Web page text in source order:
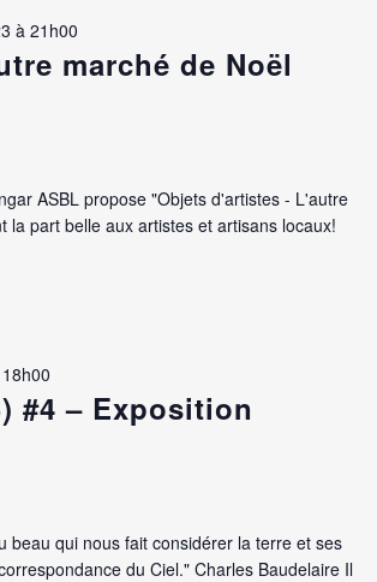
marché de Noël
à 21h00
ASBL propose "Objets d'artistes - L'autre
la part belle aux artistes et artisans locaux!
#4 – Exposition
beau qui nous fait considérer la terre et ses
du Ciel." Charles Baudelaire Il